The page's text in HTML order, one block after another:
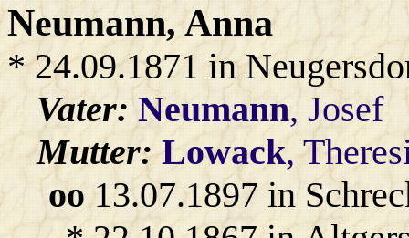
Neumann, Anna
* 24.09.1871 in
Vater:Neumann, Josef
Mutter:Lowack,
oo13.07.1897 in